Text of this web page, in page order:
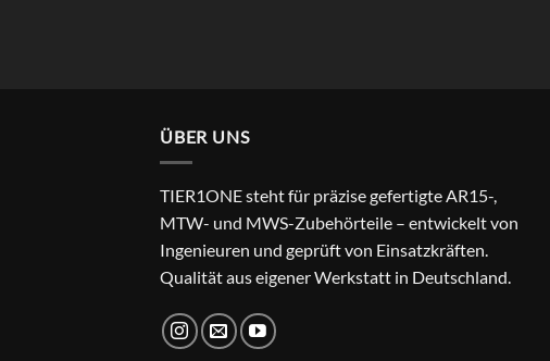
ÜBER UNS
TIER1ONE steht für präzise gefertigte AR15-,
MTW- und MWS-Zubehörteile – entwickelt von
Ingenieuren und geprüft von Einsatzkräften.
Qualität aus eigener Werkstatt in Deutschland.